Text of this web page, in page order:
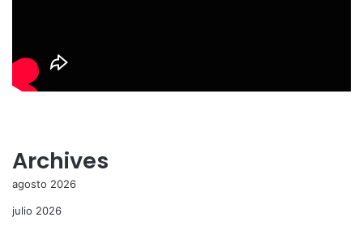
Archives
agosto 2026
julio 2026